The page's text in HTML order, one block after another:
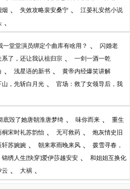
、 失效攻略裴安桑宁 、 江晏礼安然小说
、
一堂堂演员绑定个曲库有啥用？ 、 闪婚老
系了，还让我认祖归宗 、 一剑一酒一乾
、 浅星语的新书 、 黄帝内经爆笑讲解
山，先斩白月光 、 官场：救了女领导后，我
底毁了她唐朝淮唐梦绮 、 味你而来 、 重生
桐宋时礼苏韵怡 、 无可救药 、 炮灰情史旧
轩苏婉婉 、 朝来寒雨晚来风 、 拨雪寻春，
锦绣人生[快穿]爱伊莎越安安 、 和姐姐互换化
云 、 大祸 、